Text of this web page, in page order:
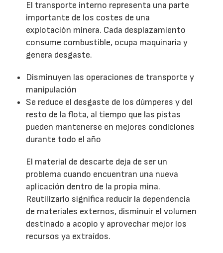
El transporte interno representa una parte
importante de los costes de una
explotación minera. Cada desplazamiento
consume combustible, ocupa maquinaria y
genera desgaste.
Disminuyen las operaciones de transporte y
manipulación
Se reduce el desgaste de los dúmperes y del
resto de la flota, al tiempo que las pistas
pueden mantenerse en mejores condiciones
durante todo el año
El material de descarte deja de ser un
problema cuando encuentran una nueva
aplicación dentro de la propia mina.
Reutilizarlo significa reducir la dependencia
de materiales externos, disminuir el volumen
destinado a acopio y aprovechar mejor los
recursos ya extraídos.